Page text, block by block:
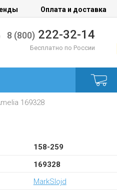
Оплата и доставка
8 (800) 222-32-14
Бесплатно по России
169328
158-259
169328
MarkSlojd